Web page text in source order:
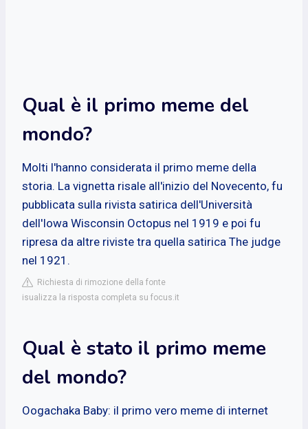
Qual è il primo meme del
mondo?
Molti l'hanno considerata il primo meme della
storia. La vignetta risale all'inizio del Novecento, fu
pubblicata sulla rivista satirica dell'Università
dell'Iowa Wisconsin Octopus nel 1919 e poi fu
ripresa da altre riviste tra quella satirica The judge
nel 1921.
Richiesta di rimozione della fonte
isualizza la risposta completa su focus.it
Qual è stato il primo meme
del mondo?
Oogachaka Baby: il primo vero meme di internet